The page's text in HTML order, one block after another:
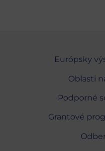
Európsky
Oblasti
Podporné
Grantové